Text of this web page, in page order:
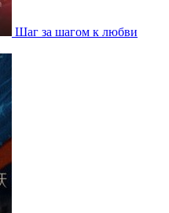
Шаг за шагом к любви